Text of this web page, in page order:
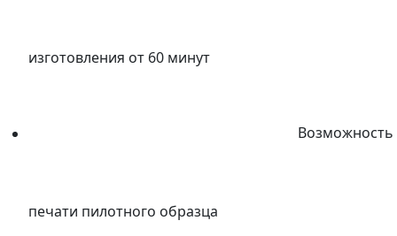
изготовления от 60 минут
Возможность
печати пилотного образца